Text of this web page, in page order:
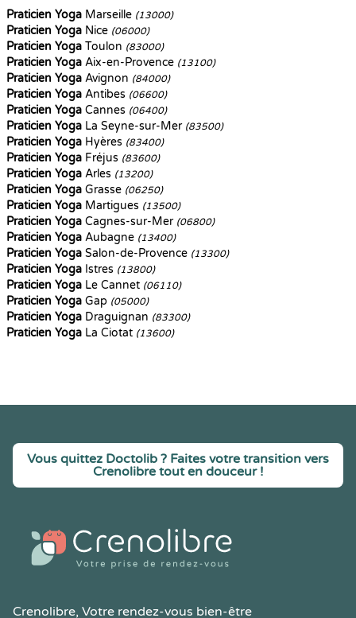
Praticien Yoga Marseille (13000)
Praticien Yoga Nice (06000)
Praticien Yoga Toulon (83000)
Praticien Yoga Aix-en-Provence (13100)
Praticien Yoga Avignon (84000)
Praticien Yoga Antibes (06600)
Praticien Yoga Cannes (06400)
Praticien Yoga La Seyne-sur-Mer (83500)
Praticien Yoga Hyères (83400)
Praticien Yoga Fréjus (83600)
Praticien Yoga Arles (13200)
Praticien Yoga Grasse (06250)
Praticien Yoga Martigues (13500)
Praticien Yoga Cagnes-sur-Mer (06800)
Praticien Yoga Aubagne (13400)
Praticien Yoga Salon-de-Provence (13300)
Praticien Yoga Istres (13800)
Praticien Yoga Le Cannet (06110)
Praticien Yoga Gap (05000)
Praticien Yoga Draguignan (83300)
Praticien Yoga La Ciotat (13600)
Vous quittez Doctolib ? Faites votre transition vers
Crenolibre tout en douceur !
Crenolibre, Votre rendez-vous bien-être